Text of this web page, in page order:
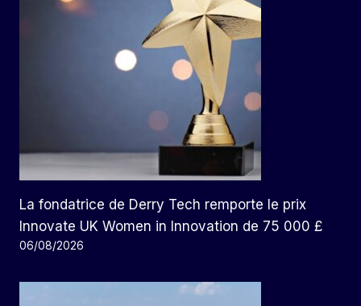
La fondatrice de Derry Tech remporte le prix
Innovate UK Women in Innovation de 75 000 £
06/08/2026